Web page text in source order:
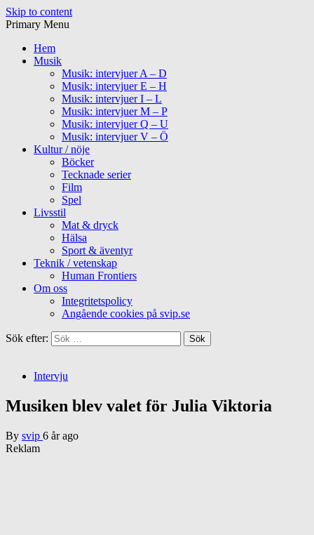
Skip to content
Primary Menu
Hem
Musik
Musik: intervjuer A – D
Musik: intervjuer E – H
Musik: intervjuer I – L
Musik: intervjuer M – P
Musik: intervjuer Q – U
Musik: intervjuer V – Ö
Kultur / nöje
Böcker
Tecknade serier
Film
Spel
Livsstil
Mat & dryck
Hälsa
Sport & äventyr
Teknik / vetenskap
Human Frontiers
Om oss
Integritetspolicy
Angående cookies på svip.se
Sök efter:
Intervju
Musiken blev valet för Julia Viktoria
By svip 6 år ago
Reklam